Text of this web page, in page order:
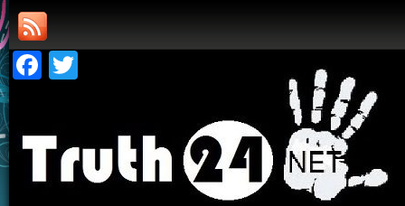
Facebook